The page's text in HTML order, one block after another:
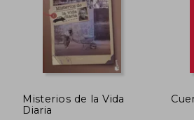
Misterios de la Vida
Diaria